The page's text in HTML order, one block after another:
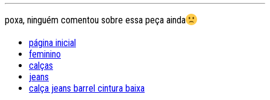
poxa, ninguém comentou sobre essa peça ainda
página inicial
feminino
calças
jeans
calça jeans barrel cintura baixa